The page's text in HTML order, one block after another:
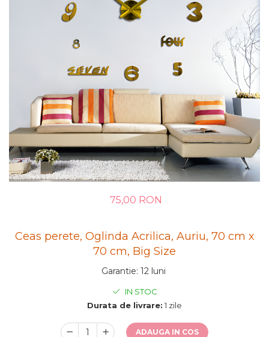
75,00 RON
Ceas perete, Oglinda Acrilica, Auriu, 70 cm x
70 cm, Big Size
Garantie: 12 luni
IN STOC
Durata de livrare: 1 zile
ADAUGA IN COS